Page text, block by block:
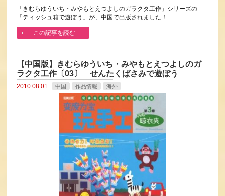
「きむらゆういち・みやもとえつよしのガラクタ工作」シリーズの
「ティッシュ箱で遊ぼう」が、中国で出版されました！
この記事を読む
【中国版】きむらゆういち・みやもとえつよしのガ
ラクタ工作〔03〕 せんたくばさみで遊ぼう
2010.08.01 中国 作品情報 海外